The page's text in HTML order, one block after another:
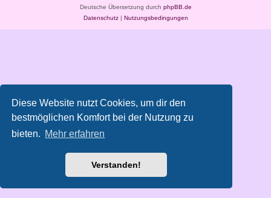
Diese Website nutzt Cookies, um dir den
bestmöglichen Komfort bei der Nutzung zu
bieten. Mehr erfahren
Verstanden!
Deutsche Übersetzung durch phpBB.de
Datenschutz| Nutzungsbedingungen